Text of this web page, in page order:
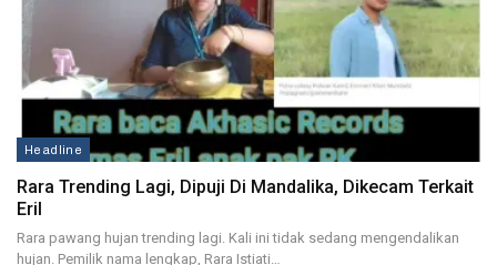
Headline
Rara Trending Lagi, Dipuji Di Mandalika, Dikecam Terkait
Eril
Rara pawang hujan trending lagi. Kali ini tidak sedang mengendalikan
hujan. Pemilik nama lengkap, Rara Istiati…